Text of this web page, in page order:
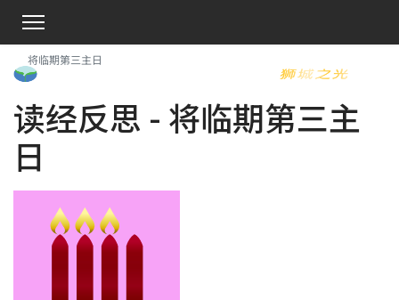
将临期第三主日
读经反思 - 将临期第三主
日